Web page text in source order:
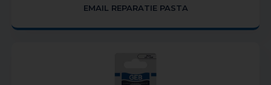
EMAIL REPARATIE PASTA